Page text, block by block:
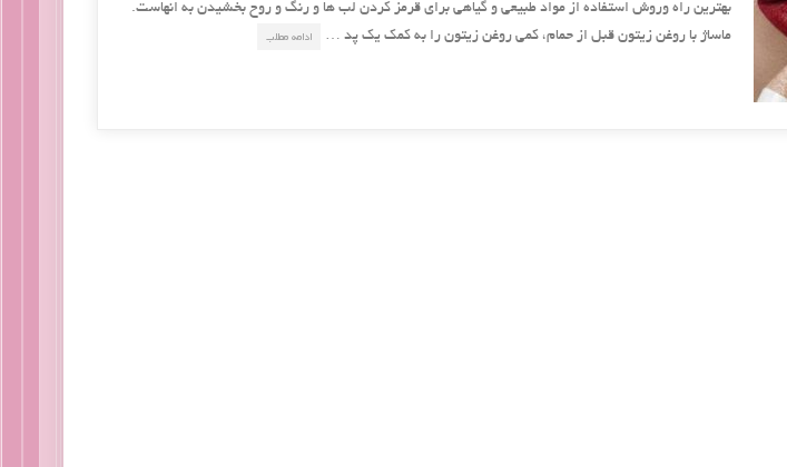
بهترین راه وروش استفاده از مواد طبیعی و گیاهی برای قرمز کردن لب ها و رنگ و روح بخشیدن به انهاست.
ماساژ با روغن زیتون قبل از حمام، کمی روغن زیتون را به کمک یک پد …
ادامه مطلب